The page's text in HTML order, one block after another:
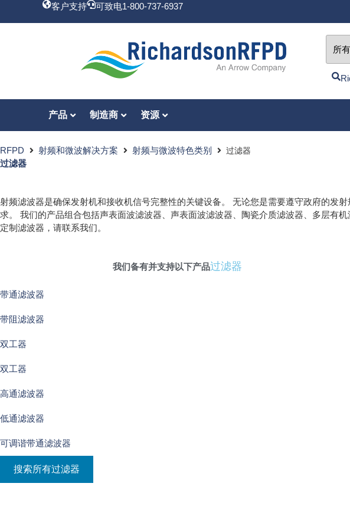
客户支持 可致电1-800-737-6937
产品 制造商 资源
RFPD 射频和微波解决方案 射频与微波特色类别 过滤器
过滤器
射频滤波器是确保发射机和接收机信号完整性的关键设备。 无论您是需要遵守政府的发
求。 我们的产品组合包括声表面波滤波器、声表面波滤波器、陶瓷介质滤波器、多层有
定制滤波器，请联系我们。
我们备有并支持以下产品过滤器
带通滤波器
带阻滤波器
双工器
双工器
高通滤波器
低通滤波器
可调谐带通滤波器
搜索所有过滤器